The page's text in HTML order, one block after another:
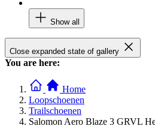
Show all
Close expanded state of gallery
You are here:
Home
Loopschoenen
Trailschoenen
Salomon Aero Blaze 3 GRVL